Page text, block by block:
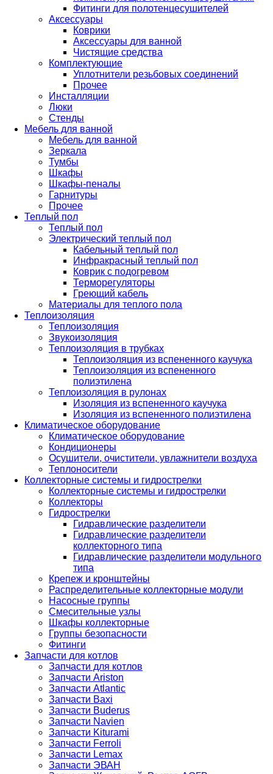
Фитинги для полотенцесушителей
Аксессуары
Коврики
Аксессуары для ванной
Чистящие средства
Комплектующие
Уплотнители резьбовых соединений
Прочее
Инсталляции
Люки
Стенды
Мебель для ванной
Мебель для ванной
Зеркала
Тумбы
Шкафы
Шкафы-пеналы
Гарнитуры
Прочее
Теплый пол
Теплый пол
Электрический теплый пол
Кабельный теплый пол
Инфракрасный теплый пол
Коврик с подогревом
Терморегуляторы
Греющий кабель
Материалы для теплого пола
Теплоизоляция
Теплоизоляция
Звукоизоляция
Теплоизоляция в трубках
Теплоизоляция из вспененного каучука
Теплоизоляция из вспененного
полиэтилена
Теплоизоляция в рулонах
Изоляция из вспененного каучука
Изоляция из вспененного полиэтилена
Климатическое оборудование
Климатическое оборудование
Кондиционеры
Осушители, очистители, увлажнители воздуха
Теплоносители
Коллекторные системы и гидрострелки
Коллекторные системы и гидрострелки
Коллекторы
Гидрострелки
Гидравлические разделители
Гидравлические разделители
коллекторного типа
Гидравлические разделители модульного
типа
Крепеж и кронштейны
Распределительные коллекторные модули
Насосные группы
Смесительные узлы
Шкафы коллекторные
Группы безопасности
Фитинги
Запчасти для котлов
Запчасти для котлов
Запчасти Ariston
Запчасти Atlantic
Запчасти Baxi
Запчасти Buderus
Запчасти Navien
Запчасти Kiturami
Запчасти Ferroli
Запчасти Lemax
Запчасти ЭВАН